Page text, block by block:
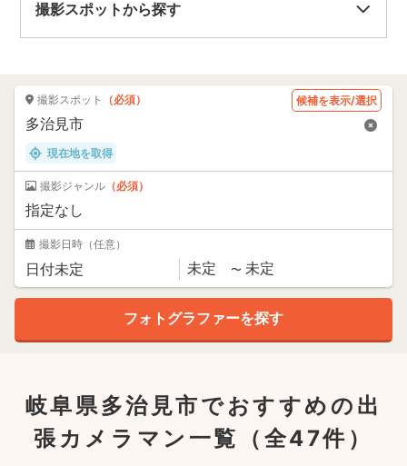
撮影スポットから探す
撮影スポット （必須） 候補を表示/選択
現在地を取得
撮影ジャンル （必須）
撮影日時 （任意）
岐阜県多治見市でおすすめの出
張カメラマン一覧
（全47件）